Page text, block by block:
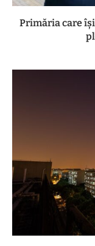
Primăria care